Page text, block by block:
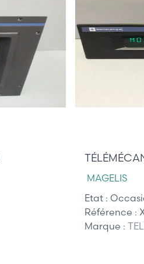
MAGELIS
Etat :
Référence :
Marque :